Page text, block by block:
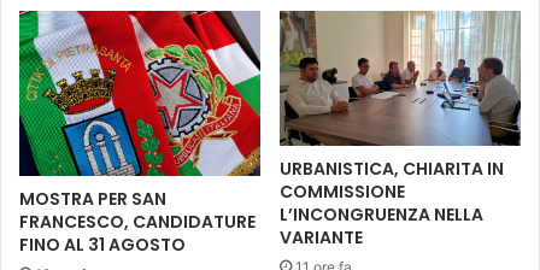
T
o
s
c
a
a
c
e
n
e
s
t
i
v
l
d
e
l
MOSTRA PER SAN
FRANCESCO, CANDIDATURE
FINO AL 31 AGOSTO
URBANISTICA, CHIARITA IN
COMMISSIONE
L’INCONGRUENZA NELLA
VARIANTE